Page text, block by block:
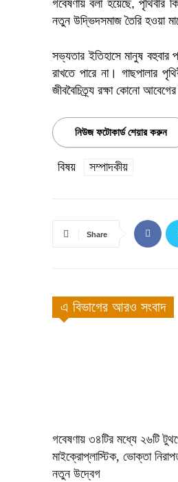
গবেষণায় বলা হয়েছে, পৃথিবীর
নতুন উদ্ভিদসমাজ তৈরি হওয়া
সভ্যতার ইতিহাসে মানুষ
রাখতে পারে না। গাছপালার
জীববৈচিত্র্য রক্ষা কোনো
নিউজ ফটোকার্ড শেয়ার করুন
বিষয় সম্পাদকীয়
Share
এ বিভাগের আরও সংবাদ
গবেষণায় ৩৪টির মধ্যে ২৬টি
মাইক্রোপ্লাস্টিক, ভোক্তা
নতুন উদ্বেগ